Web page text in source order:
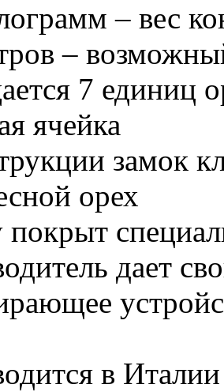
– вес
–
7 единиц
ячейка
замок
орех
покрыт
дает
в